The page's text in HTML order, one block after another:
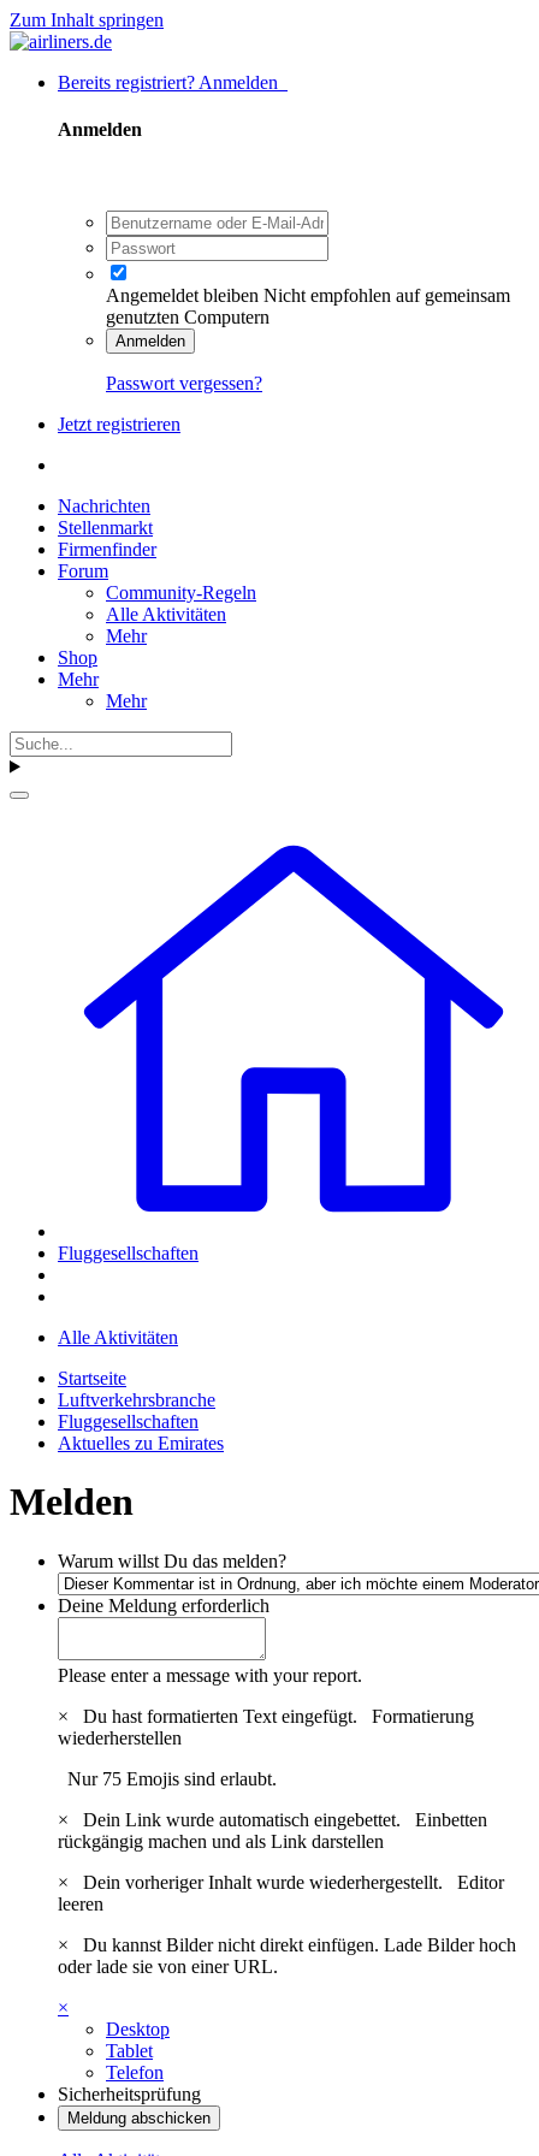
Zum Inhalt springen
Bereits registriert? Anmelden
Anmelden
Angemeldet bleiben Nicht empfohlen auf gemeinsam
genutzten Computern
Anmelden
Passwort vergessen?
Jetzt registrieren
Nachrichten
Stellenmarkt
Firmenfinder
Forum
Community-Regeln
Alle Aktivitäten
Mehr
Shop
Mehr
Mehr
Fluggesellschaften
Alle Aktivitäten
Startseite
Luftverkehrsbranche
Fluggesellschaften
Aktuelles zu Emirates
Melden
Warum willst Du das melden?
Deine Meldung erforderlich
Please enter a message with your report.
×
Du hast formatierten Text eingefügt. Formatierung
wiederherstellen
Nur 75 Emojis sind erlaubt.
×
Dein Link wurde automatisch eingebettet. Einbetten
rückgängig machen und als Link darstellen
×
Dein vorheriger Inhalt wurde wiederhergestellt. Editor
leeren
×
Du kannst Bilder nicht direkt einfügen. Lade Bilder hoch
oder lade sie von einer URL.
×
Desktop
Tablet
Telefon
Sicherheitsprüfung
Meldung abschicken